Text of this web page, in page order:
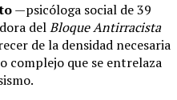
—psicóloga social de 39
delBloque Antirracista
de la densidad necesaria
complejo que se entrelaza